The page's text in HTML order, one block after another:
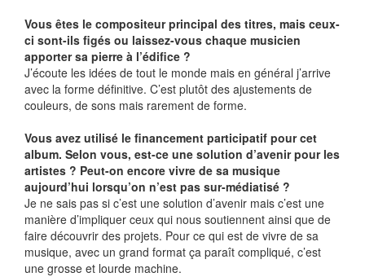
Vous êtes le compositeur principal des titres, mais ceux-
ci sont-ils figés ou laissez-vous chaque musicien
apporter sa pierre à l’édifice ?
J’écoute les idées de tout le monde mais en général j’arrive
avec la forme définitive. C’est plutôt des ajustements de
couleurs, de sons mais rarement de forme.
Vous avez utilisé le financement participatif pour cet
album. Selon vous, est-ce une solution d’avenir pour les
artistes ? Peut-on encore vivre de sa musique
aujourd’hui lorsqu’on n’est pas sur-médiatisé ?
Je ne sais pas si c’est une solution d’avenir mais c’est une
manière d’impliquer ceux qui nous soutiennent ainsi que de
faire découvrir des projets. Pour ce qui est de vivre de sa
musique, avec un grand format ça paraît compliqué, c’est
une grosse et lourde machine.